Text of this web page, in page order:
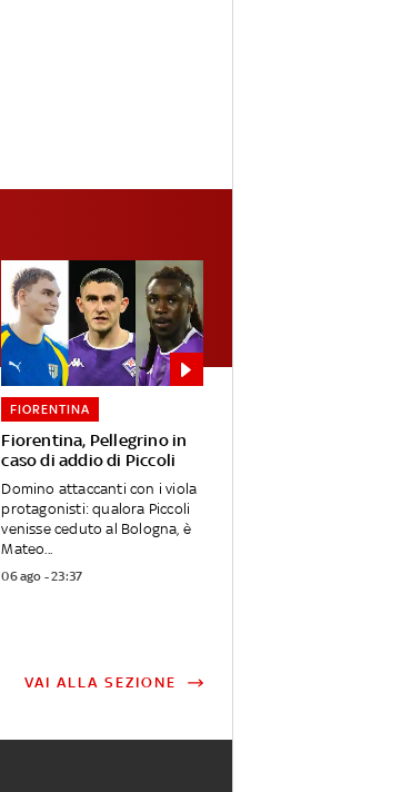
Fiorentina, Pellegrino in
caso di addio di Piccoli
FIORENTINA
Domino attaccanti con i viola
protagonisti: qualora Piccoli
venisse ceduto al Bologna, è
Mateo...
06 ago - 23:37
VAI ALLA SEZIONE